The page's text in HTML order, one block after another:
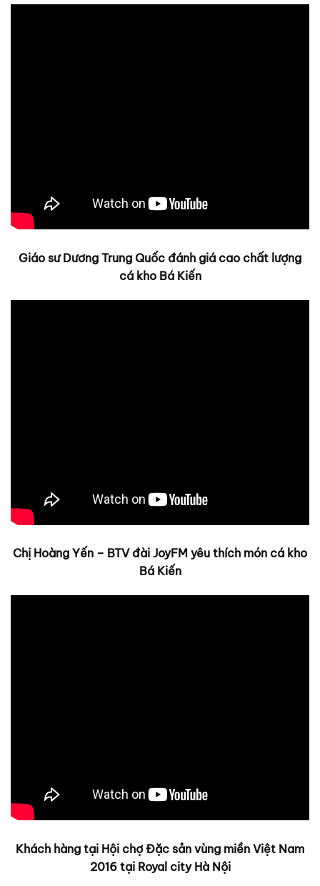
Giáo sư Dương Trung Quốc đánh giá cao chất lượng
cá kho Bá Kiến
Chị Hoàng Yến – BTV đài JoyFM yêu thích món cá kho
Bá Kiến
Khách hàng tại Hội chợ Đặc sản vùng miền Việt Nam
2016 tại Royal city Hà Nội